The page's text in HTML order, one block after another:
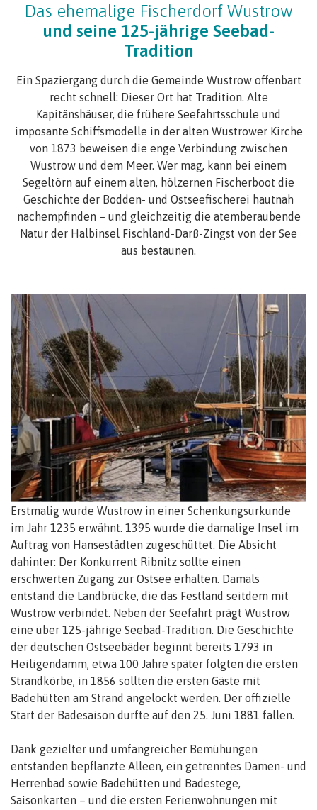
Das ehemalige Fischerdorf Wustrow
und seine 125-jährige Seebad-
Tradition
Ein Spaziergang durch die Gemeinde Wustrow offenbart
recht schnell: Dieser Ort hat Tradition. Alte
Kapitänshäuser, die frühere Seefahrtsschule und
imposante Schiffsmodelle in der alten Wustrower Kirche
von 1873 beweisen die enge Verbindung zwischen
Wustrow und dem Meer. Wer mag, kann bei einem
Segeltörn auf einem alten, hölzernen Fischerboot die
Geschichte der Bodden- und Ostseefischerei hautnah
nachempfinden – und gleichzeitig die atemberaubende
Natur der Halbinsel Fischland-Darß-Zingst von der See
aus bestaunen.
Erstmalig wurde Wustrow in einer Schenkungsurkunde
im Jahr 1235 erwähnt. 1395 wurde die damalige Insel im
Auftrag von Hansestädten zugeschüttet. Die Absicht
dahinter: Der Konkurrent Ribnitz sollte einen
erschwerten Zugang zur Ostsee erhalten. Damals
entstand die Landbrücke, die das Festland seitdem mit
Wustrow verbindet. Neben der Seefahrt prägt Wustrow
eine über 125-jährige Seebad-Tradition. Die Geschichte
der deutschen Ostseebäder beginnt bereits 1793 in
Heiligendamm, etwa 100 Jahre später folgten die ersten
Strandkörbe, in 1856 sollten die ersten Gäste mit
Badehütten am Strand angelockt werden. Der offizielle
Start der Badesaison durfte auf den 25. Juni 1881 fallen.
Dank gezielter und umfangreicher Bemühungen
entstanden bepflanzte Alleen, ein getrenntes Damen- und
Herrenbad sowie Badehütten und Badestege,
Saisonkarten – und die ersten Ferienwohnungen mit